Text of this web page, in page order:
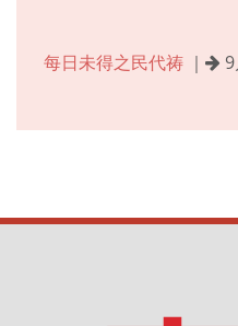
每日未得之民代祷 ｜